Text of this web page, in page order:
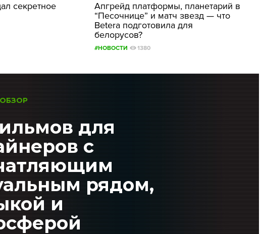
секретное
Апгрейд платформы, планетарий в
“Песочнице” и матч звезд — что
Betera подготовила для
белорусов?
#НОВОСТИ 1380
для
с
рядом,
и